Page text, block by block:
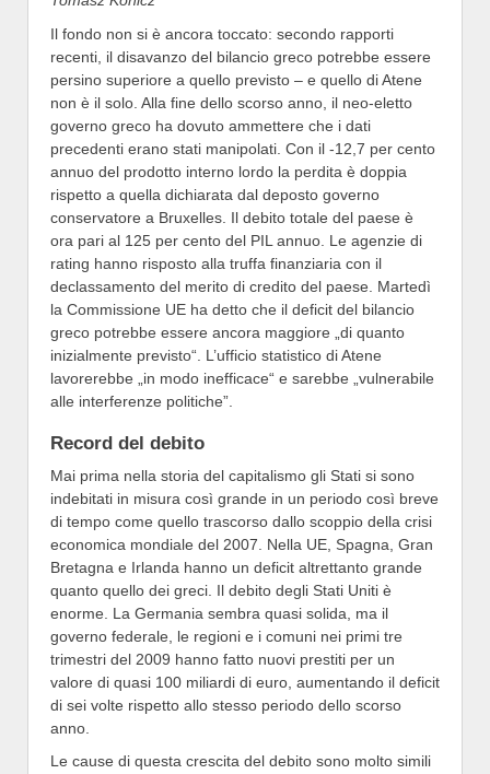
Il fondo non si è ancora toccato: secondo rapporti
recenti, il disavanzo del bilancio greco potrebbe essere
persino superiore a quello previsto – e quello di Atene
non è il solo. Alla fine dello scorso anno, il neo-eletto
governo greco ha dovuto ammettere che i dati
precedenti erano stati manipolati. Con il -12,7 per cento
annuo del prodotto interno lordo la perdita è doppia
rispetto a quella dichiarata dal deposto governo
conservatore a Bruxelles. Il debito totale del paese è
ora pari al 125 per cento del PIL annuo. Le agenzie di
rating hanno risposto alla truffa finanziaria con il
declassamento del merito di credito del paese. Martedì
la Commissione UE ha detto che il deficit del bilancio
greco potrebbe essere ancora maggiore „di quanto
inizialmente previsto“. L’ufficio statistico di Atene
lavorerebbe „in modo inefficace“ e sarebbe „vulnerabile
alle interferenze politiche”.
Record del debito
Mai prima nella storia del capitalismo gli Stati si sono
indebitati in misura così grande in un periodo così breve
di tempo come quello trascorso dallo scoppio della crisi
economica mondiale del 2007. Nella UE, Spagna, Gran
Bretagna e Irlanda hanno un deficit altrettanto grande
quanto quello dei greci. Il debito degli Stati Uniti è
enorme. La Germania sembra quasi solida, ma il
governo federale, le regioni e i comuni nei primi tre
trimestri del 2009 hanno fatto nuovi prestiti per un
valore di quasi 100 miliardi di euro, aumentando il deficit
di sei volte rispetto allo stesso periodo dello scorso
anno.
Le cause di questa crescita del debito sono molto simili